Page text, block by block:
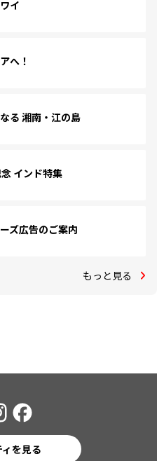
イ
へ！
る 湘南・江の島
インド特集
ズ広告のご案内
もっと見る
を見る